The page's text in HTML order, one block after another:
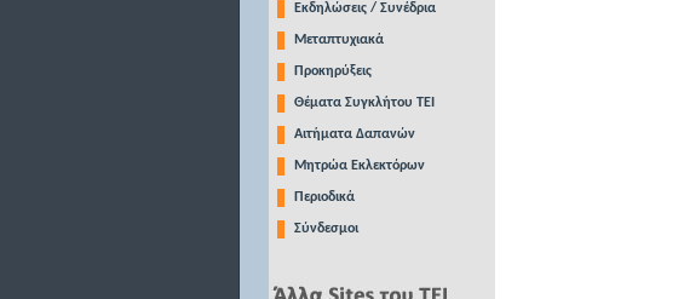
Εκδηλώσεις / Συνέδρια
Μεταπτυχιακά
Προκηρύξεις
Θέματα Συγκλήτου ΤΕΙ
Αιτήματα Δαπανών
Μητρώα Εκλεκτόρων
Περιοδικά
Σύνδεσμοι